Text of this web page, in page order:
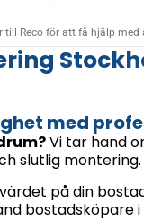
med
Vi tar hand
slutlig montering.
på din
bostadsköpare i